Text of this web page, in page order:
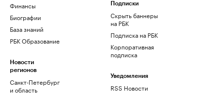
Финансы
Биографии
База знаний
РБК Образование
Новости
регионов
Санкт-Петербург
и область
Подписки
Скрыть баннеры
на РБК
Подписка на РБК
Корпоративная
подписка
Уведомления
RSS Новости